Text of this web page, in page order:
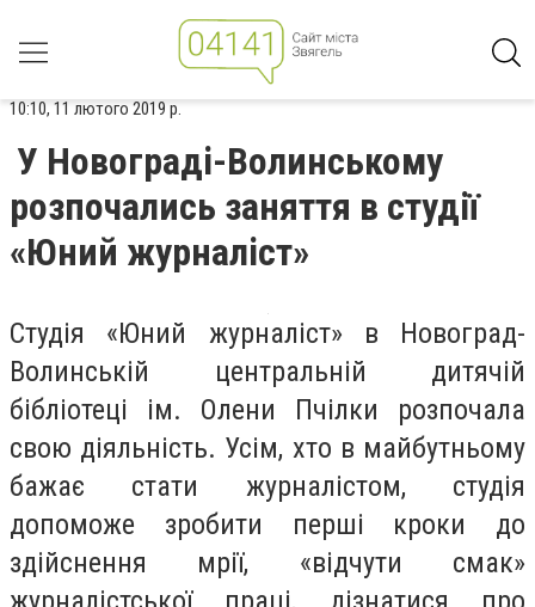
10:10, 11 лютого 2019 р.
У Новограді-Волинському
розпочались заняття в студії
«Юний журналіст»
Студія «Юний журналіст» в Новоград-
Волинській центральній дитячій
бібліотеці ім. Олени Пчілки розпочала
свою діяльність. Усім, хто в майбутньому
бажає стати журналістом, студія
допоможе зробити перші кроки до
здійснення мрії, «відчути смак»